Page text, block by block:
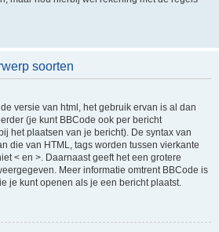
soorten
versie van html, het gebruik ervan is al dan
(je kunt BBCode ook per bericht
het plaatsen van je bericht). De syntax van
die van HTML, tags worden tussen vierkante
< en >. Daarnaast geeft het een grotere
Meer informatie omtrent BBCode is
je kunt openen als je een bericht plaatst.